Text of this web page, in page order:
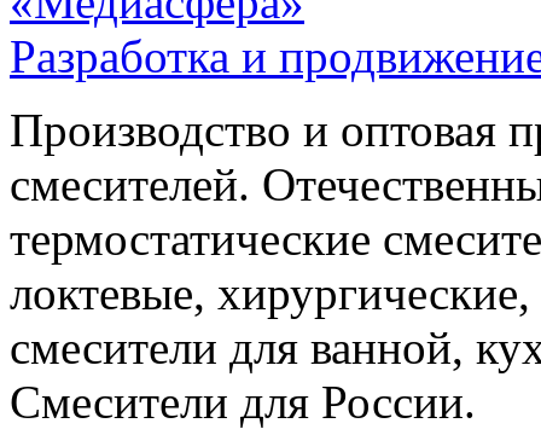
Разработка и
Производство и оптовая
смесителей.
термостатические
локтевые,
смесители для ванной,
Смесители для России.